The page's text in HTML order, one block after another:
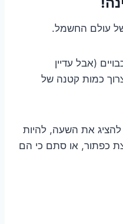
עולם החשמל.
(אבל עדיין
כמות קטנה של
את השעה, להיות
כפתור, או סתם כי הם